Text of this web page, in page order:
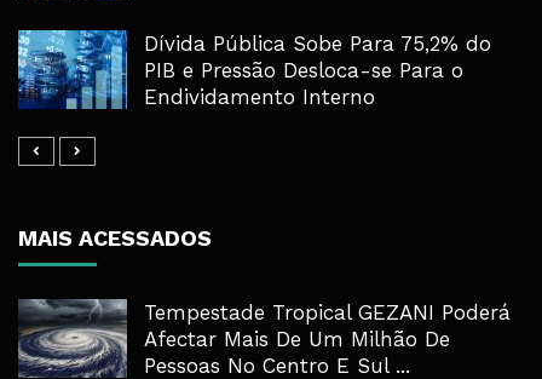
Dívida Pública Sobe Para 75,2% do
PIB e Pressão Desloca-se Para o
Endividamento Interno
MAIS ACESSADOS
Tempestade Tropical GEZANI Poderá
Afectar Mais De Um Milhão De
Pessoas No Centro E Sul ...